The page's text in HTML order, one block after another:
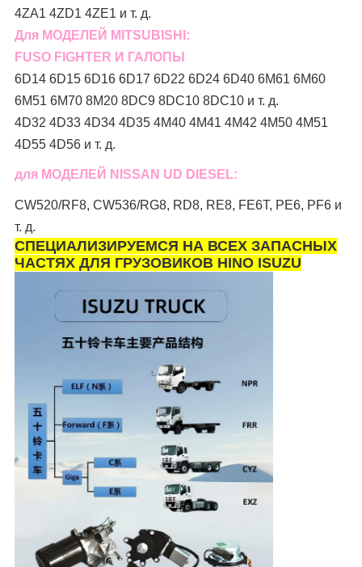
4ZA1 4ZD1 4ZE1 и т. д.
Для МОДЕЛЕЙ MITSUBISHI:
FUSO FIGHTER И ГАЛОПЫ
6D14 6D15 6D16 6D17 6D22 6D24 6D40 6M61 6M60
6M51 6M70 8M20 8DC9 8DC10 8DC10 и т. д.
4D32 4D33 4D34 4D35 4M40 4M41 4M42 4M50 4M51
4D55 4D56 и т. д.
для МОДЕЛЕЙ NISSAN UD DIESEL:
CW520/RF8, CW536/RG8, RD8, RE8, FE6T, PE6, PF6 и
т. д.
СПЕЦИАЛИЗИРУЕМСЯ НА ВСЕХ ЗАПАСНЫХ
ЧАСТЯХ ДЛЯ ГРУЗОВИКОВ HINO ISUZU